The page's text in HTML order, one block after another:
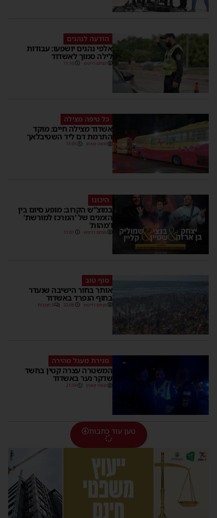
הודעה לנהגים
אלפי נהגים יושפעו: עבודות
לילה סמוך לאשדוד
מנחם דויטש 11:10
כל טיפה מצילה
אשדוד מצילה חיים: מוקד
התרמת דם ליד השטיבלאך
משה קאהן 11:05
היכונו
במוצ”ש הקרוב: מופע סיום בין
הזמנים של 'המרכז למורשת'
ו'מהות'
מנחם דויטש 11:01
סוף טוב
אותר בחור הישיבה שנעדר
בחוף הנפרד באשדוד
מנחם דויטש 22:08 3 תגובות
סגירת מעגל מהירה
המשטרה עצרה קטין בחשד
שדקר נער באשדוד
משה קאהן 21:59
טען עוד כתבות